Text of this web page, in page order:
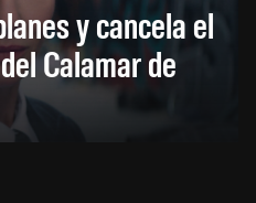
y cancela el
Calamar de